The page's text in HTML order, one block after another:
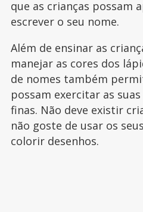
que as crianças possam
escrever o seu nome.
Além de ensinar as
manejar as cores dos
de nomes também
possam exercitar as
finas. Não deve existir
não goste de usar os
colorir desenhos.